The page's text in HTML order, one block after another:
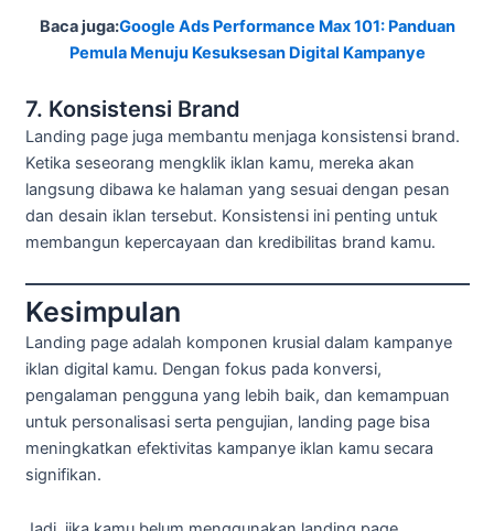
Baca juga:Google Ads Performance Max 101: Panduan
Pemula Menuju Kesuksesan Digital Kampanye
7. Konsistensi Brand
Landing page juga membantu menjaga konsistensi brand.
Ketika seseorang mengklik iklan kamu, mereka akan
langsung dibawa ke halaman yang sesuai dengan pesan
dan desain iklan tersebut. Konsistensi ini penting untuk
membangun kepercayaan dan kredibilitas brand kamu.
Kesimpulan
Landing page adalah komponen krusial dalam kampanye
iklan digital kamu. Dengan fokus pada konversi,
pengalaman pengguna yang lebih baik, dan kemampuan
untuk personalisasi serta pengujian, landing page bisa
meningkatkan efektivitas kampanye iklan kamu secara
signifikan.